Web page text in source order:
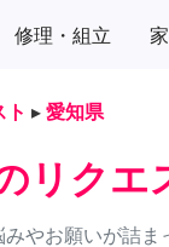
修理・組立
ト ▸ 愛知県
リクエ
みやお願いが詰ま